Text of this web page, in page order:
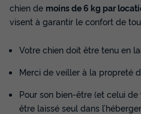
Terrasse semi-couverte
Cafetière
Réfrigérateur
+ 3
MOBILHOME 6 personnes -
Personnes Climatisé + TV
du 07/11/2026au14/11/
Modifier les dates
chien de moins de 6 kg par
visent à garantir le confort de
Votre chien doit être tenu en
Merci de veiller à la propreté
Pour son bien-être (et celui
être laissé seul dans